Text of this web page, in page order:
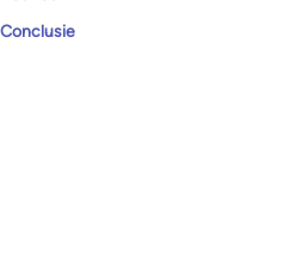
Conclusie